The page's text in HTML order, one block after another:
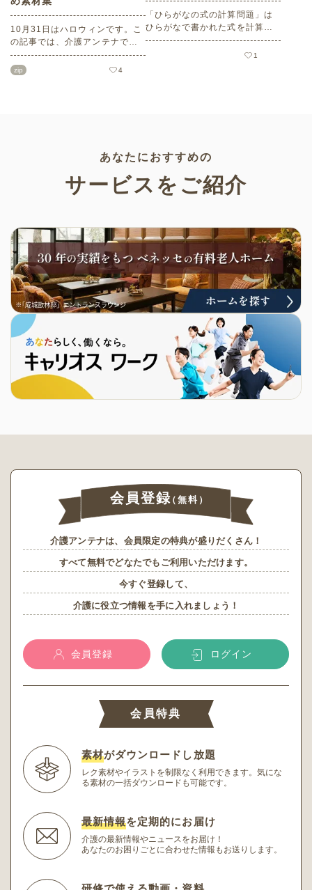
10月31日はハロウィンです。こ
の記事では、介護アンテナで扱
う高齢者向けイラスト素材か
ら、ハロウィンにちなんだおば
zip 4
「ひらがなの式の計算問題」は
ひらがなで書かれた式を計算す
る問題です。想像力やワーキン
グメモリのトレーニングとして
1
あなたにおすすめの
サービスをご紹介
会員登録（無料）
介護アンテナは、会員限定の特典が盛りだくさん！
すべて無料でどなたでもご利用いただけます。
今すぐ登録して、
介護に役立つ情報を手に入れましょう！
会員登録 ログイン
会員特典
素材がダウンロードし放題
レク素材やイラストを制限なく利用できます。 気にな
る素材の一括ダウンロードも可能です。
最新情報を定期的にお届け
介護の最新情報やニュースをお届け！
あなたのお困りごとに合わせた情報もお送りします。